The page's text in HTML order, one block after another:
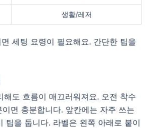
생활/레저
세팅 요령이 필요해요. 간단한 팁을
해도 흐름이 매끄러워져요. 오전 착수
면 충분합니다. 앞칸에는 자주 쓰는
팁을 둡니다. 라벨은 왼쪽 아래로 붙이